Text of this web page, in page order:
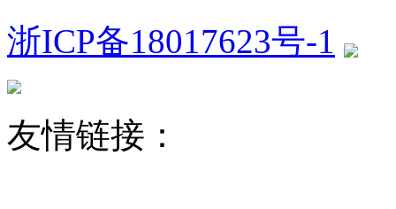
浙ICP备18017623号-1
友情链接：